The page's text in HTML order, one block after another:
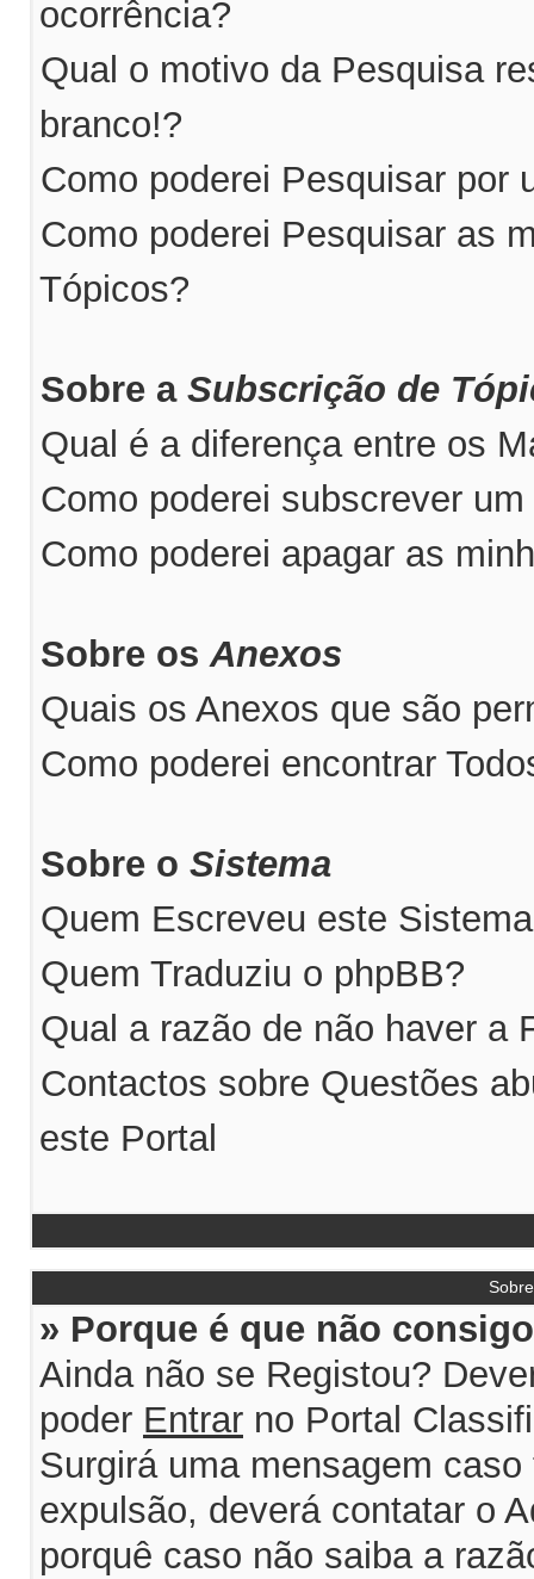
ocorrência?
Qual o motivo da Pesquisa
branco!?
Como poderei Pesquisar por
Como poderei Pesquisar as
Tópicos?
Sobre a Subscrição de
Qual é a diferença entre os
Como poderei subscrever
Como poderei apagar as
Sobre osAnexos
Quais os Anexos que são
Como poderei encontrar
Sobre o Sistema
Quem Escreveu este
Quem Traduziu o phpBB?
Qual a razão de não haver a
Contactos sobre Questões
este Portal
» Porque é que não
Ainda não se Registou?
poder Entrar no Portal
Surgirá uma mensagem
expulsão, deverá contatar o
porquê caso não saiba a